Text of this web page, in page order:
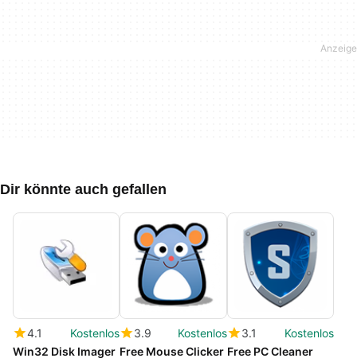
Dir könnte auch gefallen
4.1
Kostenlos
Win32 Disk Imager
3.9
Kostenlos
Free Mouse Clicker
3.1
Kostenlos
Free PC Cleaner